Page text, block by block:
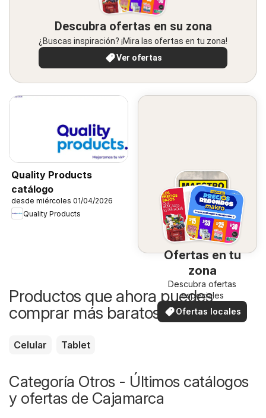
Descubra ofertas en su zona
¿Buscas inspiración? ¡Mira las ofertas en tu zona!
Ver ofertas
Quality Products
catálogo
desde miércoles 01/04/2026
Quality Products
Ofertas en tu
zona
Descubra ofertas
especiales
Ofertas locales
Productos que ahora puedes
comprar más baratos
Celular Tablet
Categoría Otros - Últimos catálogos
y ofertas de Cajamarca